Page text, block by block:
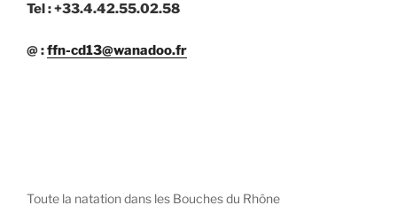
Tel : +33.4.42.55.02.58
@ :ffn-cd13@wanadoo.fr
Toute la natation dans les Bouches du Rhône